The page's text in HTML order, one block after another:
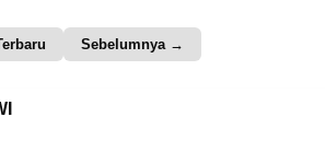
Sebelumnya →